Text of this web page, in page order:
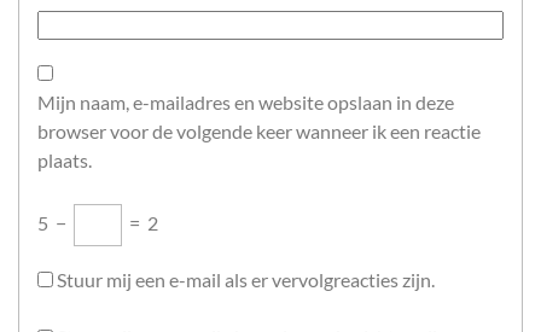
Mijn naam, e-mailadres en website opslaan in deze
browser voor de volgende keer wanneer ik een reactie
plaats.
5 − = 2
Stuur mij een e-mail als er vervolgreacties zijn.